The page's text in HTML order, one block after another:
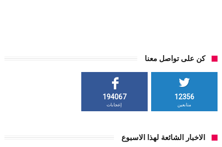
كن على تواصل معنا
12356
متابعين
194067
إعجابات
الاخبار الشائعة لهذا الاسبوع